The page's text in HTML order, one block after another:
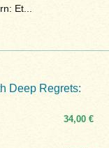
Et...
Deep Regrets:
34,00 €